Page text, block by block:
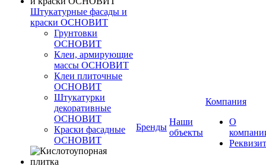
Штукатурные фасады и
краски ОСНОВИТ
Грунтовки
ОСНОВИТ
Клеи, армирующие
массы ОСНОВИТ
Клеи плиточные
ОСНОВИТ
Штукатурки
декоративные
ОСНОВИТ
Краски фасадные
ОСНОВИТ
Бренды
Наши
объекты
Компания
О